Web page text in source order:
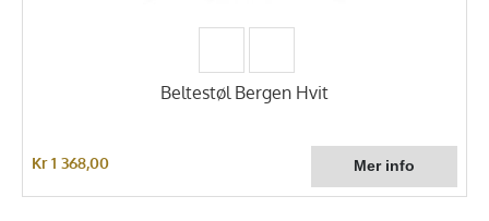
Beltestøl Bergen Hvit
Kr 1 368,00